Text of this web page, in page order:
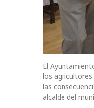
El
los agricultores
las
alcalde del